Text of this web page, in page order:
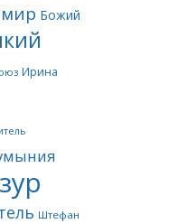
Божий
Ирина
Штефан